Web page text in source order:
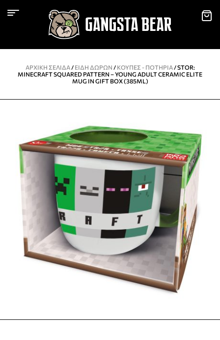
ΑΡΧΙΚΉ ΣΕΛΊΔΑ/ ΕΙΔΗ ΔΩΡΩΝ / KΟΎΠΕΣ - ΠΟΤΉΡΙΑ/ STOR:
MINECRAFT SQUARED PATTERN – YOUNG ADULT CERAMIC ELITE
MUG IN GIFT BOX (385ML)